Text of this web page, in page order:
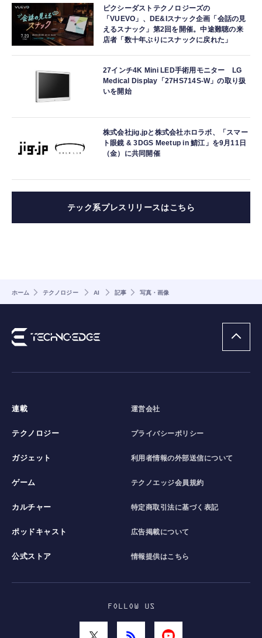
ピクシーダストテクノロジーズの
「VUEVO」、DE&Iスナック企画「会話の見
えるスナック」第2回を開催。中途難聴の来
店者「数十年ぶりにスナックに戻れた」
27インチ4K Mini LED手術用モニター LG
Medical Display「27HS714S-W」の取り扱
いを開始
株式会社jig.jpと株式会社ホロラボ、「スマー
ト眼鏡 & 3DGS Meetup in 鯖江」を9月11日
（金）に共同開催
テック系プレスリリースはこちら
ホーム テクノロジー AI 記事 写真・画像
連載
テクノロジー
ガジェット
ゲーム
カルチャー
ポッドキャスト
公式ストア
運営会社
プライバシーポリシー
利用者情報の外部送信について
テクノエッジ会員規約
特定商取引法に基づく表記
広告掲載について
情報提供はこちら
FOLLOW US